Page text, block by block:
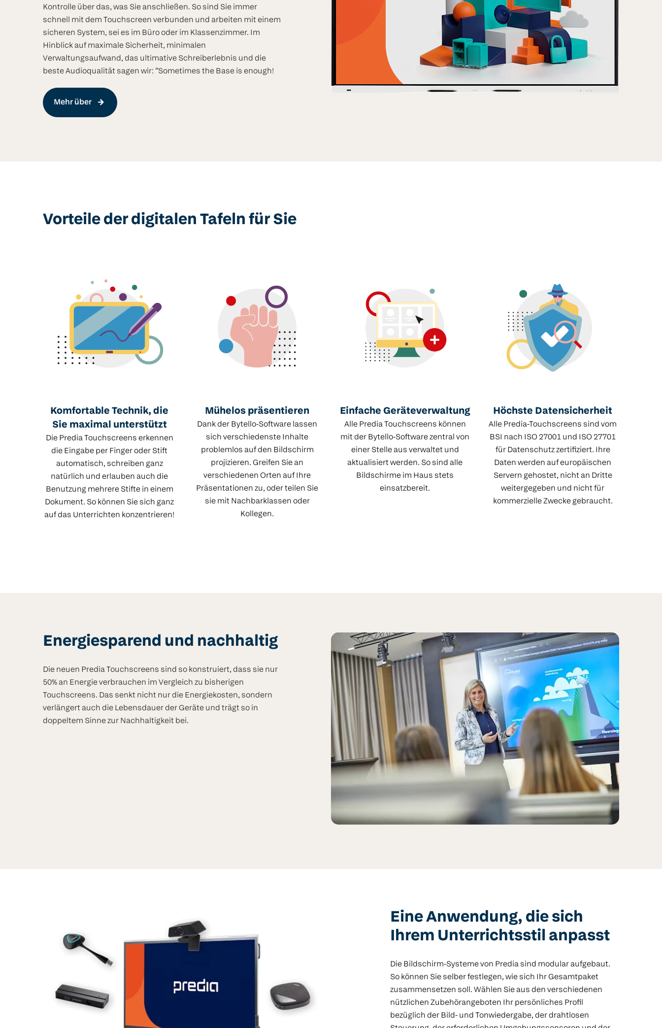
Kontrolle über das, was Sie anschließen. So sind Sie immer
schnell mit dem Touchscreen verbunden und arbeiten mit einem
sicheren System, sei es im Büro oder im Klassenzimmer. Im
Hinblick auf maximale Sicherheit, minimalen
Verwaltungsaufwand, das ultimative Schreiberlebnis und die
beste Audioqualität sagen wir: “Sometimes the Base is enough!
Mehr über
Vorteile der digitalen Tafeln für Sie
Komfortable Technik, die
Sie maximal unterstützt
Die Predia Touchscreens erkennen
die Eingabe per Finger oder Stift
automatisch, schreiben ganz
natürlich und erlauben auch die
Benutzung mehrere Stifte in einem
Dokument. So können Sie sich ganz
auf das Unterrichten konzentrieren!
Mühelos präsentieren
Dank der Bytello-Software lassen
sich verschiedenste Inhalte
problemlos auf den Bildschirm
projizieren. Greifen Sie an
verschiedenen Orten auf Ihre
Präsentationen zu, oder teilen Sie
sie mit Nachbarklassen oder
Kollegen.
Einfache Geräteverwaltung
Alle Predia Touchscreens können
mit der Bytello-Software zentral von
einer Stelle aus verwaltet und
aktualisiert werden. So sind alle
Bildschirme im Haus stets
einsatzbereit.
Höchste Datensicherheit
Alle Predia-Touchscreens sind vom
BSI nach ISO 27001 und ISO 27701
für Datenschutz zertifiziert. Ihre
Daten werden auf europäischen
Servern gehostet, nicht an Dritte
weitergegeben und nicht für
kommerzielle Zwecke gebraucht.
Energiesparend und nachhaltig
Die neuen Predia Touchscreens sind so konstruiert, dass sie nur
50% an Energie verbrauchen im Vergleich zu bisherigen
Touchscreens. Das senkt nicht nur die Energiekosten, sondern
verlängert auch die Lebensdauer der Geräte und trägt so in
doppeltem Sinne zur Nachhaltigkeit bei.
Eine Anwendung, die sich
Ihrem Unterrichtsstil anpasst
Die Bildschirm-Systeme von Predia sind modular aufgebaut.
So können Sie selber festlegen, wie sich Ihr Gesamtpaket
zusammensetzen soll. Wählen Sie aus den verschiedenen
nützlichen Zubehörangeboten Ihr persönliches Profil
bezüglich der Bild- und Tonwiedergabe, der drahtlosen